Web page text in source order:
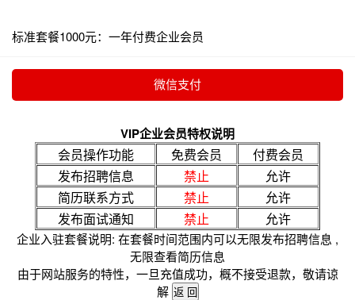
标准套餐1000元：一年付费企业会员
VIP企业会员特权说明
会员操作功能 免费会员
付费会员
发布招聘信息
禁止
允许
简历联系方式
禁止
允许
发布面试通知
禁止 允许
企业入驻套餐说明: 在套餐时间范围内可以无限发布招聘信息 ,
无限查看简历信息
由于网站服务的特性，一旦充值成功，概不接受退款，敬请谅
解